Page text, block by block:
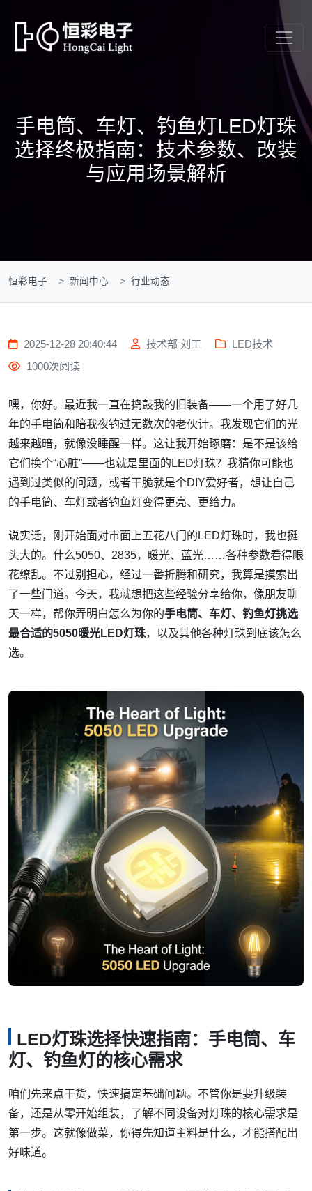
手电筒、车灯、钓鱼灯LED灯珠
选择终极指南：技术参数、改装
与应用场景解析
恒彩电子 新闻中心 行业动态
2025-12-28 20:40:44 技术部 刘工
LED技术
1000次阅读
嘿，你好。最近我一直在捣鼓我的旧装备——一个用了好几
年的手电筒和陪我夜钓过无数次的老伙计。我发现它们的光
越来越暗，就像没睡醒一样。这让我开始琢磨：是不是该给
它们换个“心脏”——也就是里面的LED灯珠？我猜你可能也
遇到过类似的问题，或者干脆就是个DIY爱好者，想让自己
的手电筒、车灯或者钓鱼灯变得更亮、更给力。
说实话，刚开始面对市面上五花八门的LED灯珠时，我也挺
头大的。什么5050、2835，暖光、蓝光……各种参数看得眼
花缭乱。不过别担心，经过一番折腾和研究，我算是摸索出
了一些门道。今天，我就想把这些经验分享给你，像朋友聊
天一样，帮你弄明白怎么为你的手电筒、车灯、钓鱼灯挑选
最合适的5050暖光LED灯珠，以及其他各种灯珠到底该怎么
选。
LED灯珠选择快速指南：手电筒、车
灯、钓鱼灯的核心需求
咱们先来点干货，快速搞定基础问题。不管你是要升级装
备，还是从零开始组装，了解不同设备对灯珠的核心需求是
第一步。这就像做菜，你得先知道主料是什么，才能搭配出
好味道。